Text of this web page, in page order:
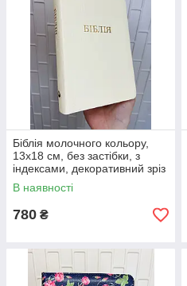
Біблія молочного кольору,
13х18 см, без застібки, з
індексами, декоративний зріз
В наявності
780 ₴